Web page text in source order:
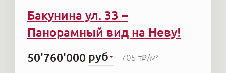
Бакунина ул. 33 –
Панорамный вид на Неву!
50'760'000 руб 705 т₽/м²